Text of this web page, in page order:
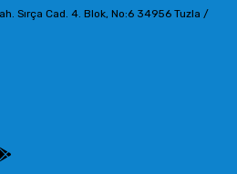
Sırça Cad. 4. Blok, No:6 34956 Tuzla /